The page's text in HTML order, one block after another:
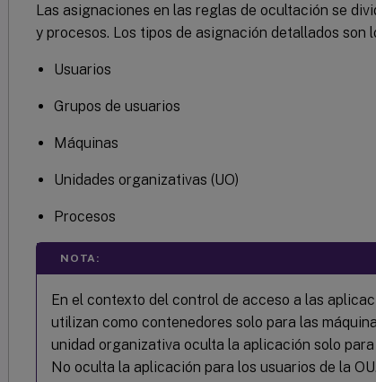
Las asignaciones en las reglas de ocultación se
y procesos. Los tipos de asignación detallados son
Usuarios
Grupos de usuarios
Máquinas
Unidades organizativas (UO)
Procesos
NOTA:
En el contexto del control de acceso a las
utilizan como contenedores solo para las
unidad organizativa oculta la aplicación solo
No oculta la aplicación para los usuarios de la OU.